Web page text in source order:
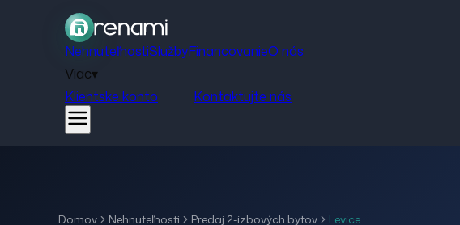
NehnuteľnostiSlužbyFinancovanieO nás
Viac▾
Klientske konto
Kontaktujte nás
Domov Nehnuteľnosti Predaj 2-izbových bytov Levice